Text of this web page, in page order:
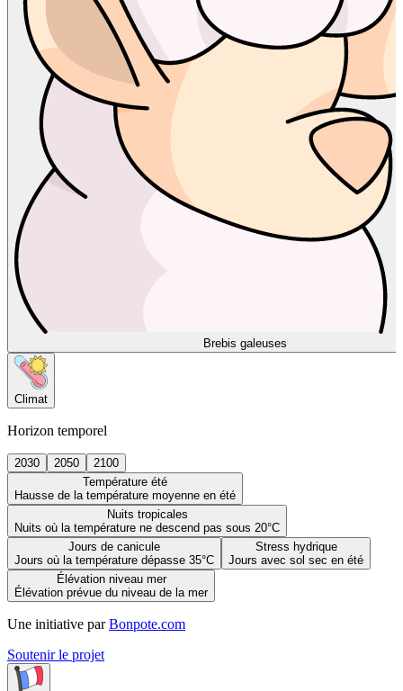
Brebis galeuses
Climat
Horizon temporel
2030 2050
2100
Température été
Hausse de la température moyenne en été
Nuits tropicales
Nuits où la température ne descend pas sous 20°C
Jours de canicule
Jours où la température dépasse 35°C
Stress hydrique
Jours avec sol sec en été
Élévation niveau mer
Élévation prévue du niveau de la mer
Une initiative par Bonpote.com
Soutenir le projet